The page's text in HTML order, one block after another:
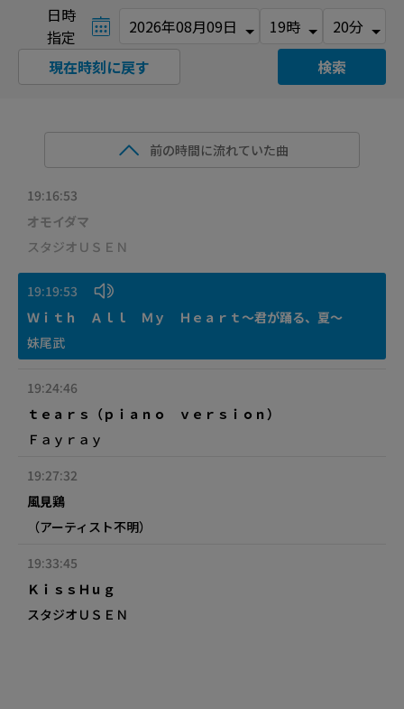
日時
指定
検索
現在時刻に戻す
前の時間に流れていた曲
19:16:53
オモイダマ
スタジオＵＳＥＮ
19:19:53
Ｗｉｔｈ Ａｌｌ Ｍｙ Ｈｅａｒｔ～君が踊る、夏～
妹尾武
19:24:46
ｔｅａｒｓ（ｐｉａｎｏ ｖｅｒｓｉｏｎ）
Ｆａｙｒａｙ
19:27:32
風見鶏
（アーティスト不明）
19:33:45
ＫｉｓｓＨｕｇ
スタジオＵＳＥＮ